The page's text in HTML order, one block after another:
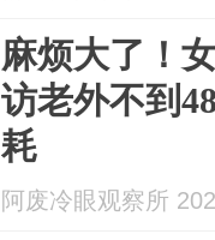
麻烦大了！
访老外不到
耗
阿废冷眼观察所